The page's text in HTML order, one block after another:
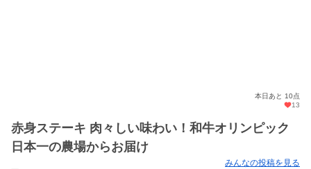
本日あと 10点
13
赤身ステーキ 肉々しい味わい！和牛オリンピック
日本一の農場からお届け
みんなの投稿を見る